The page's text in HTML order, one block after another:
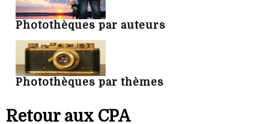
Photothèques par auteurs
Photothèques par thèmes
Retour aux CPA